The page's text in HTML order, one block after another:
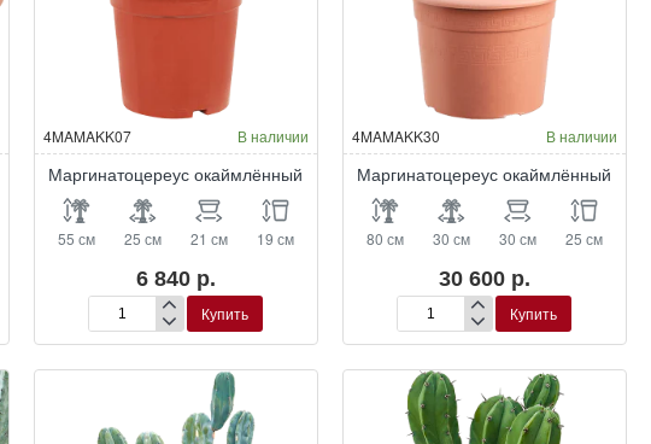
4MAMAKK07 В наличии
Маргинатоцереус окаймлённый
55 см 25 см 21 см 19 см
6 840 р.
Маргинатоцереус
окаймлённый
Купить
4MAMAKK30 В наличии
Маргинатоцереус окаймлённый
80 см 30 см 30 см 25 см
30 600 р.
Маргинатоцереус
окаймлённый
Купить